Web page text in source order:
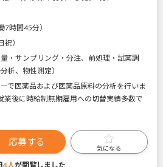
7時間45分）
）
・サンプリング・分注、前処理・試薬調
析、物性測定）
で医薬品および医薬品原料の分析を行いま
業後に時給制無期雇用への切替実績多数で
応募する
気になる
4人が閲覧しました